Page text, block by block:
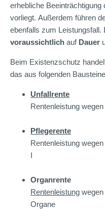
erhebliche
vorliegt. Außerdem führen
ebenfalls zum
voraussichtlich auf Dauer
Beim Existenzschutz
das aus folgenden
Unfallrente
Rentenleistung wegen
Pflegerente
Rentenleistung wegen
I
Organrente
Rentenleistung
Organe